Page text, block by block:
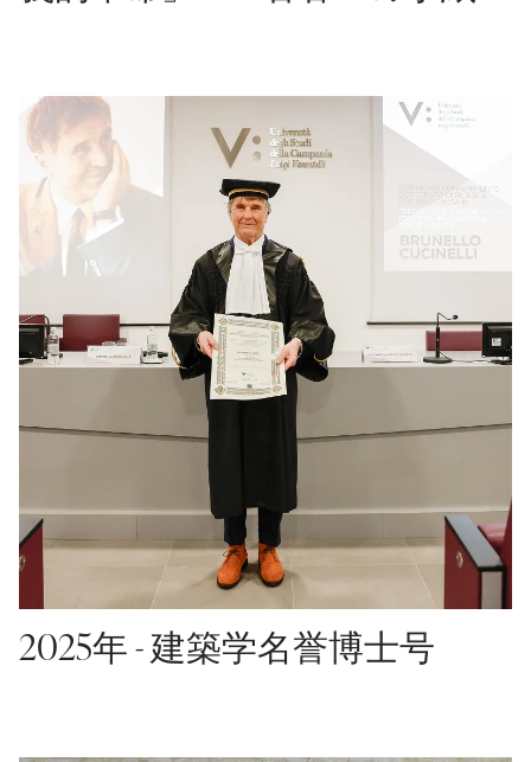
2025年 - 建築学名誉博士号